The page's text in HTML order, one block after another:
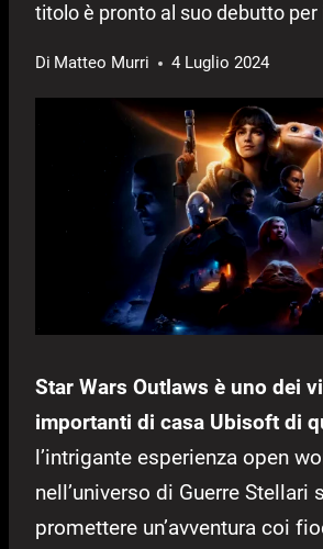
titolo è pronto al suo debutto per
Di Matteo Murri 4 Luglio 2024
Star Wars Outlaws è uno dei
importanti di casa Ubisoft di
l’intrigante esperienza open
nell’universo di Guerre Stellari
promettere un’avventura coi